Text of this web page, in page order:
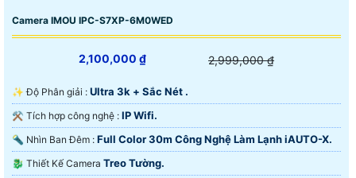
Camera IMOU IPC-S7XP-6M0WED
2,100,000 ₫ 2,999,000 ₫
✨ Độ Phân giải : Ultra 3k + Sắc Nét .
⚒ Tích hợp công nghệ : IP Wifi.
🔦 Nhìn Ban Đêm : Full Color 30m Công Nghệ Làm Lạnh iAUTO-X.
🐉️ Thiết Kế Camera Treo Tường.